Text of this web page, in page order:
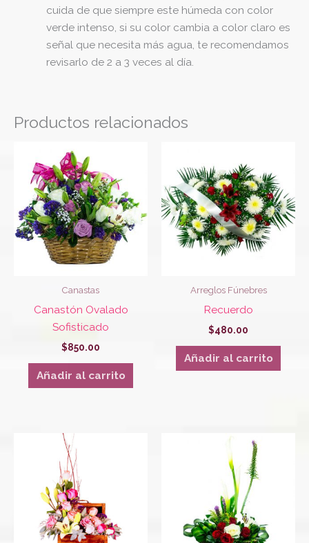
cuida de que siempre este húmeda con color
verde intenso, si su color cambia a color claro es
señal que necesita más agua, te recomendamos
revisarlo de 2 a 3 veces al día.
Productos relacionados
Canastas
Canastón Ovalado
Sofisticado
$850.00
Añadir al carrito
Arreglos Fúnebres
Recuerdo
$480.00
Añadir al carrito